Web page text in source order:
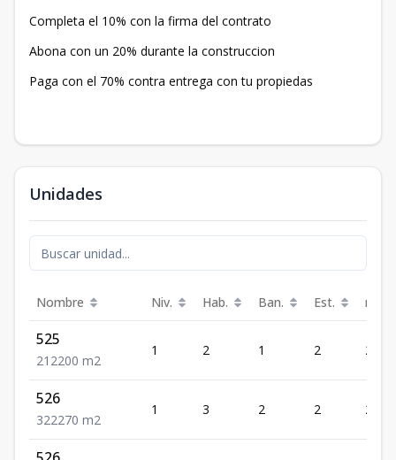
Completa el 10% con la firma del contrato
Abona con un 20% durante la construccion
Paga con el 70% contra entrega con tu propiedas
Unidades
Nombre Niv. Hab. Ban. Est. m²
525
21 2200 m2
1 2 1 2 200
526
322270 m2
1 3 2 2 270